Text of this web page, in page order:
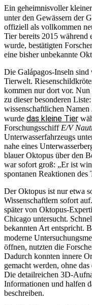
Ein geheimnisvoller
unter den Gewässern der
offiziell als vollkommen
Tier bereits 2015 während
wurde, bestätigten
eine bisher unbekannte
Die Galápagos-Inseln
Tierwelt.
kommen nur dort vor. Nun
zu dieser besonderen
wissenschaftlichen Namen
wurde das kleine Tier
Forschungsschiff E/V
Unterwasserfahrzeugs
nahe eines
blauer Oktopus über den
war sofort groß: „Er ist
spontanen Reaktionen des
Der Oktopus ist nur etwa
Wissenschaftlern sofort
später von Oktopus-
Chicago untersucht.
bekannten Art entspricht.
moderne
öffnen, nutzten die
Dadurch konnten innere
gemacht werden, ohne
Die detailreichen 3D-
Informationen und halfen
beschreiben.